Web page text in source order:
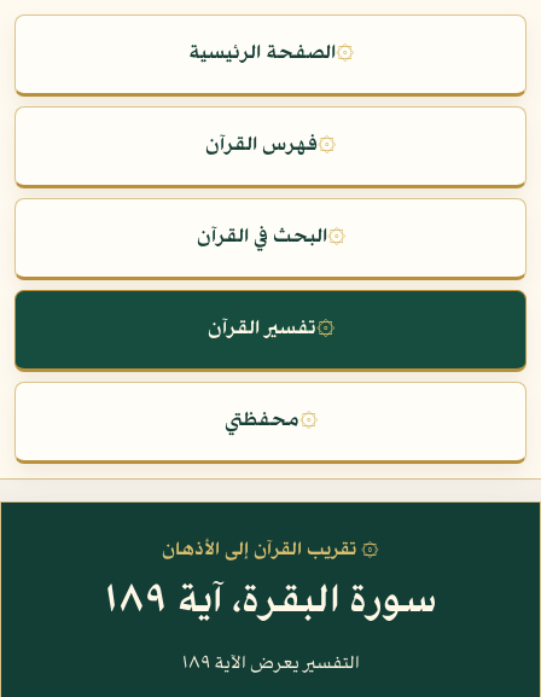
۞الصفحة الرئيسية
۞فهرس القرآن
۞البحث في القرآن
۞تفسير القرآن
۞محفظتي
۞ تقريب القرآن إلى الأذهان
سورة البقرة، آية ١٨٩
التفسير يعرض الآية ١٨٩